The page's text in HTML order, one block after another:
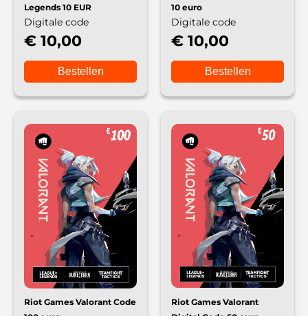
Legends 10 EUR
Digitale code
€ 10,00
Bestellen
10 euro
Digitale code
€ 10,00
Bestellen
Riot Games Valorant Code
Riot Games Valorant